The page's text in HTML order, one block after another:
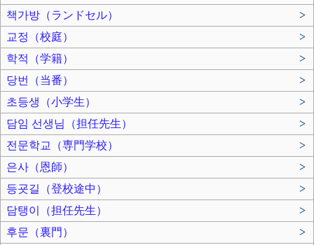
책가방（ランドセル）
>
교정（校庭）
>
학적（学籍）
>
당번（当番）
>
초등생（小学生）
>
담임 선생님（担任先生）
>
전문학교（専門学校）
>
은사（恩師）
>
등굣길（登校途中）
>
담탱이（担任先生）
>
후문（裏門）
>